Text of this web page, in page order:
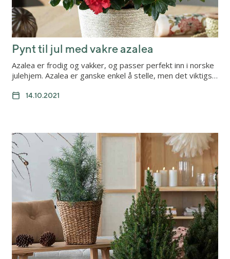
Pynt til jul med vakre azalea
Azalea er frodig og vakker, og passer perfekt inn i norske
julehjem. Azalea er ganske enkel å stelle, men det viktigs…
14.10.2021